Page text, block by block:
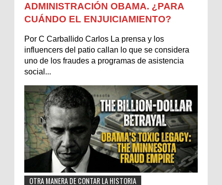
ADMINISTRACIÓN OBAMA. ¿PARA
CUÁNDO EL ENJUICIAMIENTO?
Por C Carballido Carlos La prensa y los
influencers del patio callan lo que se considera
uno de los fraudes a programas de asistencia
social...
OTRA MANERA DE CONTAR LA HISTORIA